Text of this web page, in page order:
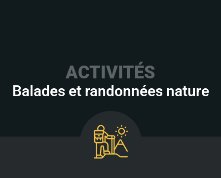
ACTIVITÉS
Balades et randonnées nature